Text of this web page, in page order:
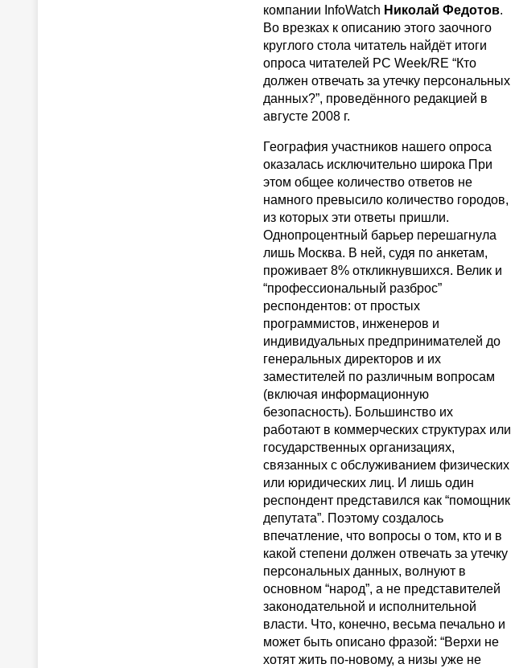
компании InfoWatch Николай Федотов.
Во врезках к описанию этого заочного
круглого стола читатель найдёт итоги
опроса читателей PC Week/RE “Кто
должен отвечать за утечку персональных
данных?”, проведённого редакцией в
августе 2008 г.
География участников нашего опроса
оказалась исключительно широка При
этом общее количество ответов не
намного превысило количество городов,
из которых эти ответы пришли.
Однопроцентный барьер перешагнула
лишь Москва. В ней, судя по анкетам,
проживает 8% откликнувшихся. Велик и
“профессиональный разброс”
респондентов: от простых
программистов, инженеров и
индивидуальных предпринимателей до
генеральных директоров и их
заместителей по различным вопросам
(включая информационную
безопасность). Большинство их
работают в коммерческих структурах или
государственных организациях,
связанных с обслуживанием физических
или юридических лиц. И лишь один
респондент представился как “помощник
депутата”. Поэтому создалось
впечатление, что вопросы о том, кто и в
какой степени должен отвечать за утечку
персональных данных, волнуют в
основном “народ”, а не представителей
законодательной и исполнительной
власти. Что, конечно, весьма печально и
может быть описано фразой: “Верхи не
хотят жить по-новому, а низы уже не